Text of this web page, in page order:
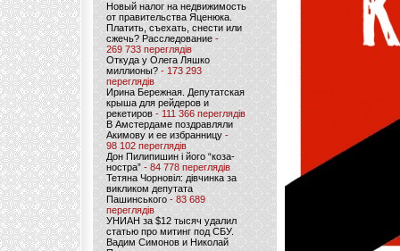
Новый налог на недвижимость
от правительства Яценюка.
Платить, съехать, снести или
сжечь? Расследование-
269 733 переглядів
Откуда у Олега Ляшко
миллионы? - 173 293
переглядів
Ирина Бережная. Депутатская
крыша для рейдеров и
рекетиров - 111 366 переглядів
В Амстердаме поздравляли
Акимову и ее избранницу -
98 102 переглядів
Дон Пилипишин і його “коза-
ностра” - 84 778 переглядів
Тетяна Чорновіл: дівчинка за
викликом депутата
Пашинського- 83 689
переглядів
УНИАН за $12 тысяч удалил
статью про митинг под СБУ.
Вадим Симонов и Николай